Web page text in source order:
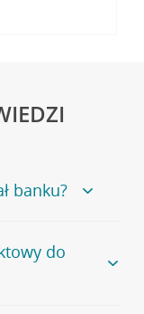
banku?
na
się
do